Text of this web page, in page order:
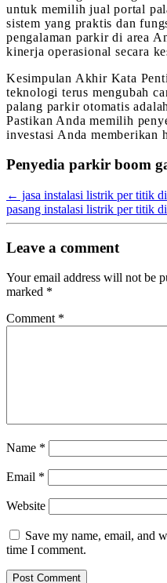
untuk memilih jual portal
sistem yang praktis dan
pengalaman parkir di area
kinerja operasional secara
Kesimpulan Akhir Kata
teknologi terus mengubah
palang parkir otomatis
Pastikan Anda memilih
investasi Anda memberikan
Penyedia parkir boom
← jasa instalasi listrik per titik
pasang instalasi listrik per titik
Leave a comment
Your email address will not be
marked *
Comment *
Name *
Email *
Website
Save my name, email, and
time I comment.